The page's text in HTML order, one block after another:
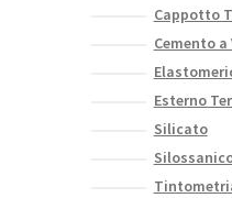
Cappotto
Cemento
Esterno
Silicato